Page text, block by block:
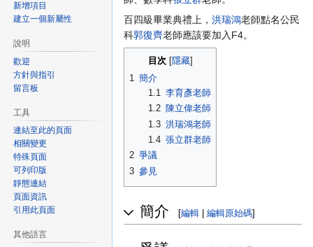
百四級畢業典禮上， 洪瑞鴻老師點名公民
科郭復齊老師應該要加入F4。
目次
1
簡介
1.1
李育彥老師
1.2 陳立偉老師
1.3 洪瑞鴻老師
1.4 張立群老師
2 爭議
3 參見
簡介 [編輯 編輯原始碼]
新增項目
建立一個新屬性
說明
歡迎
方針與指引
留言板
工具
連結至此的頁面
相關變更
特殊頁面
可列印版
靜態連結
頁面資訊
引用此頁面
其他語言